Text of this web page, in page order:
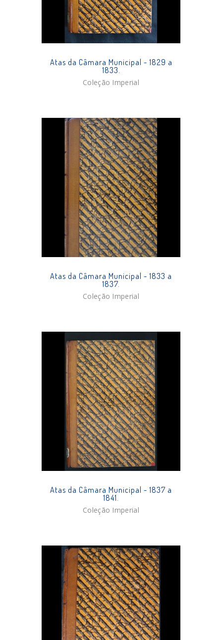
Atas da Câmara Municipal - 1829 a
1833.
Coleção Imperial
Atas da Câmara Municipal - 1833 a
1837.
Coleção Imperial
Atas da Câmara Municipal - 1837 a
1841.
Coleção Imperial